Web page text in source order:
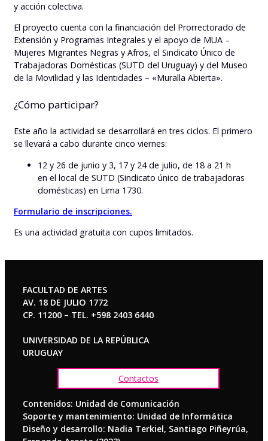
y acción colectiva.
El proyecto cuenta con la financiación del Prorrectorado de
Extensión y Programas Integrales y el apoyo de MUA –
Mujeres Migrantes Negras y Afros, el Sindicato Único de
Trabajadoras Domésticas (SUTD del Uruguay) y del Museo
de la Movilidad y las Identidades – «Muralla Abierta».
¿Cómo participar?
Este año la actividad se desarrollará en tres ciclos. El primero
se llevará a cabo durante cinco viernes:
12 y 26 de junio y 3, 17 y 24 de julio, de 18 a 21 h
en el local de SUTD (Sindicato único de trabajadoras
domésticas) en Lima 1730.
Formulario de inscripciones.
Es una actividad gratuita con cupos limitados.
FACULTAD DE ARTES
AV. 18 DE JULIO 1772
CP. 11200 – TEL. +598 2403 6440
UNIVERSIDAD DE LA REPÚBLICA
URUGUAY
Contactos
Contenidos: Unidad de Comunicación
Soporte y mantenimiento: Unidad de Informática
Diseño y desarrollo: Nadia Terkiel, Santiago Piñeyrúa,